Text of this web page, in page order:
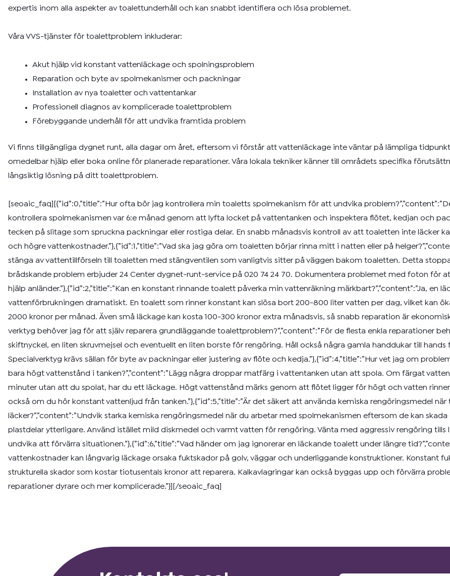
expertis inom alla aspekter av toalettunderhåll och kan snabbt identifiera och lösa problemet.
Våra VVS-tjänster för toalettproblem inkluderar:
Akut hjälp vid konstant vattenläckage och spolningsproblem
Reparation och byte av spolmekanismer och packningar
Installation av nya toaletter och vattentankar
Professionell diagnos av komplicerade toalettproblem
Förebyggande underhåll för att undvika framtida problem
Vi finns tillgängliga dygnet runt, alla dagar om året, eftersom vi förstår att vattenläckage inte väntar på lämpliga
omedelbar hjälp eller boka online för planerade reparationer. Våra lokala tekniker känner till områdets specifika
långsiktig lösning på ditt toalettproblem.
[seoaic_faq][{”id”:0,”title”:”Hur ofta bör jag kontrollera min toaletts spolmekanism för att undvika
kontrollera spolmekanismen var 6:e månad genom att lyfta locket på vattentanken och inspektera flötet, kedjan och
tecken på slitage som spruckna packningar eller rostiga delar. En snabb månadsvis kontroll av att toaletten inte läcker
och högre vattenkostnader.”},{”id”:1,”title”:”Vad ska jag göra om toaletten börjar rinna mitt i natten eller på
stänga av vattentillförseln till toaletten med stängventilen som vanligtvis sitter på väggen bakom toaletten. Detta
brådskande problem erbjuder 24 Center dygnet-runt-service på 020 74 24 70. Dokumentera problemet med foton för
hjälp anländer.”},{”id”:2,”title”:”Kan en konstant rinnande toalett påverka min vattenräkning märkbart?”,”content”:”Ja, en
vattenförbrukningen dramatiskt. En toalett som rinner konstant kan slösa bort 200-800 liter vatten per dag, vilket kan
2000 kronor per månad. Även små läckage kan kosta 100-300 kronor extra månadsvis, så snabb reparation är ekonomiskt
verktyg behöver jag för att själv reparera grundläggande toalettproblem?”,”content”:”För de flesta enkla reparationer
skiftnyckel, en liten skruvmejsel och eventuellt en liten borste för rengöring. Håll också några gamla handdukar till
Specialverktyg krävs sällan för byte av packningar eller justering av flöte och kedja.”},{”id”:4,”title”:”Hur vet jag om
bara högt vattenstånd i tanken?”,”content”:”Lägg några droppar matfärg i vattentanken utan att spola. Om färgat
minuter utan att du spolat, har du ett läckage. Högt vattenstånd märks genom att flötet ligger för högt och vatten rinner
också om du hör konstant vattenljud från tanken.”},{”id”:5,”title”:”Är det säkert att använda kemiska rengöringsmedel när
läcker?”,”content”:”Undvik starka kemiska rengöringsmedel när du arbetar med spolmekanismen eftersom de kan
plastdelar ytterligare. Använd istället mild diskmedel och varmt vatten för rengöring. Vänta med aggressiv rengöring
undvika att förvärra situationen.”},{”id”:6,”title”:”Vad händer om jag ignorerar en läckande toalett under längre
vattenkostnader kan långvarig läckage orsaka fuktskador på golv, väggar och underliggande konstruktioner. Konstant
strukturella skador som kostar tiotusentals kronor att reparera. Kalkavlagringar kan också byggas upp och förvärra
reparationer dyrare och mer komplicerade.”}][/seoaic_faq]